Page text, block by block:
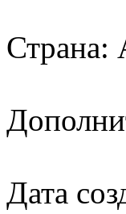
Страна:
Дата